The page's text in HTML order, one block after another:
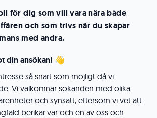
för dig som vill vara nära både
och som trivs när du skapar
med andra.
din ansökan! 👋
så snart som möjligt då vi
Vi välkomnar sökanden med olika
och synsätt, eftersom vi vet att
berikar var och en av oss och